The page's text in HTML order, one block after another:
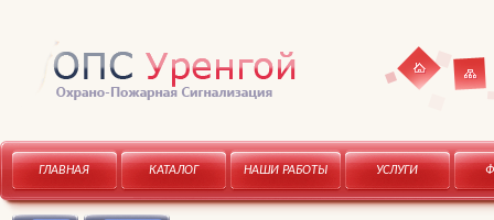
сайта
ГЛАВНАЯ КАТАЛОГ НАШИ РАБОТЫ УСЛУГИ